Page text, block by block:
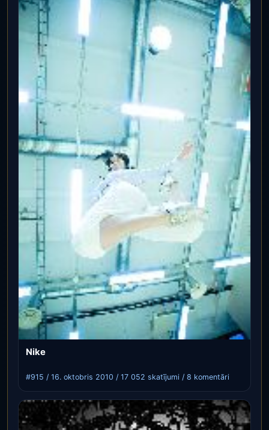
Nike
#915 / 16. oktobris 2010 / 17 052 skatījumi / 8 komentāri